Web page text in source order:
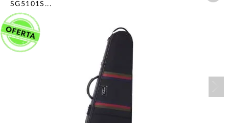
SG5101S...